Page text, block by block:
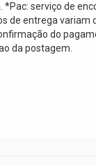
serviço de
de entrega variam
do
da postagem.